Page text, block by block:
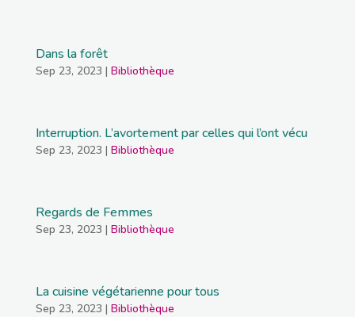
Dans la forêt
Sep 23, 2023 | Bibliothèque
Interruption. L’avortement par celles qui l’ont vécu
Sep 23, 2023 | Bibliothèque
Regards de Femmes
Sep 23, 2023 | Bibliothèque
La cuisine végétarienne pour tous
Sep 23, 2023 | Bibliothèque